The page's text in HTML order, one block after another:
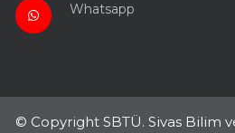
Whatsapp
© Copyright SBTÜ. Sivas Bilim